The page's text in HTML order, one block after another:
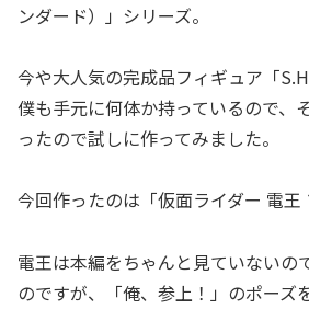
ンダード）」シリーズ。
今や大人気の完成品フィギュア「
僕も手元に何体か持っているので、
ったので試しに作ってみました。
今回作ったのは「仮面ライダー 電王
電王は本編をちゃんと見ていないの
のですが、「俺、参上！」のポーズ